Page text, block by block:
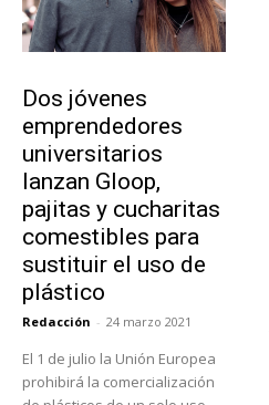
Dos jóvenes
emprendedores
universitarios
lanzan Gloop,
pajitas y cucharitas
comestibles para
sustituir el uso de
plástico
Redacción - 24 marzo 2021
El 1 de julio la Unión Europea
prohibirá la comercialización